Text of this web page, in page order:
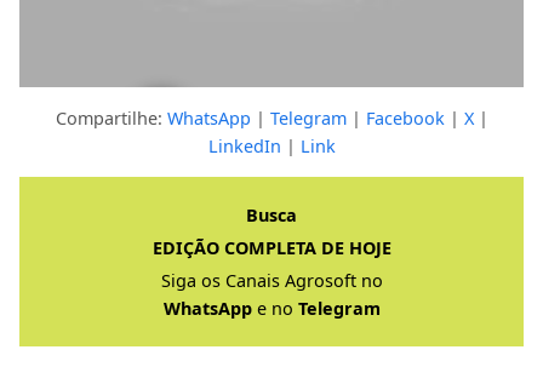
Clique para ver a resposta completa
Compartilhe: WhatsApp | Telegram| Facebook | X|
LinkedIn | Link
Busca
EDIÇÃO COMPLETA DE HOJE
Siga os Canais Agrosoft no
WhatsAppe no Telegram